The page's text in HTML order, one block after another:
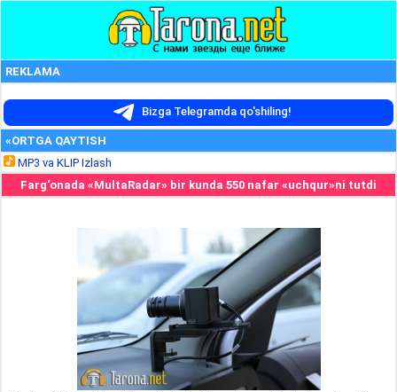
REKLAMA
Bizga Telegramda qo'shiling!
«ORTGA QAYTISH
MP3 va KLIP Izlash
Farg‘onada «MultaRadar» bir kunda 550 nafar «uchqur»ni tutdi